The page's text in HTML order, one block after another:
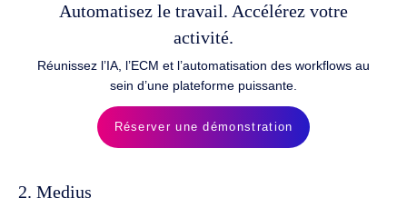
Automatisez le travail. Accélérez votre
activité.
Réunissez l’IA, l’ECM et l’automatisation des workflows au
sein d’une plateforme puissante.
Réserver une démonstration
2. Medius